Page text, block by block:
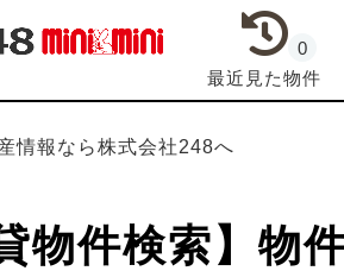
最近見た物件
0
情報なら株式会社248へ
物件検索】物